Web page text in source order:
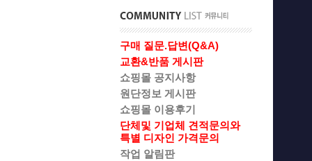
구매 질문.답변(Q&A)
교환&반품 게시판
쇼핑몰 공지사항
원단정보 게시판
쇼핑몰 이용후기
단체및 기업체 견적문의와
특별 디자인 가격문의
작업 알림판